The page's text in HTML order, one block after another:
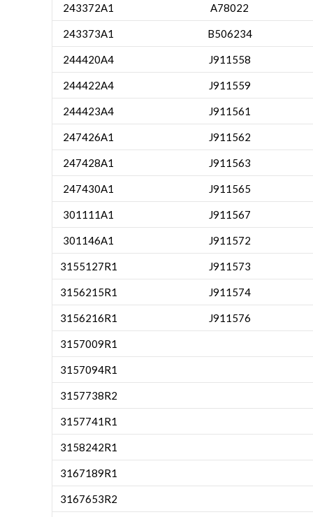
243372A1 A78022
243373A1 B506234
244420A4 J911558
244422A4 J911559
244423A4 J911561
247426A1 J911562
247428A1 J911563
247430A1 J911565
301111A1 J911567
301146A1 J911572
3155127R1 J911573
3156215R1 J911574
3156216R1 J911576
3157009R1
3157094R1
3157738R2
3157741R1
3158242R1
3167189R1
3167653R2